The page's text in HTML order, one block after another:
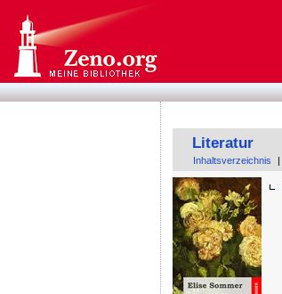
Literatur
Inhaltsverzeichnis